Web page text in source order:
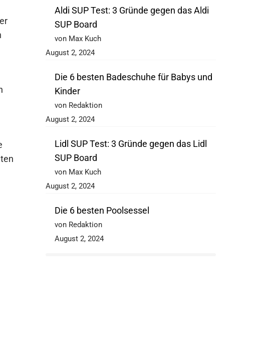
Aldi SUP Test: 3 Gründe gegen das Aldi
SUP Board
von Max Kuch
August 2, 2024
Die 6 besten Badeschuhe für Babys und
Kinder
von Redaktion
August 2, 2024
Lidl SUP Test: 3 Gründe gegen das Lidl
SUP Board
von Max Kuch
August 2, 2024
Die 6 besten Poolsessel
von Redaktion
August 2, 2024